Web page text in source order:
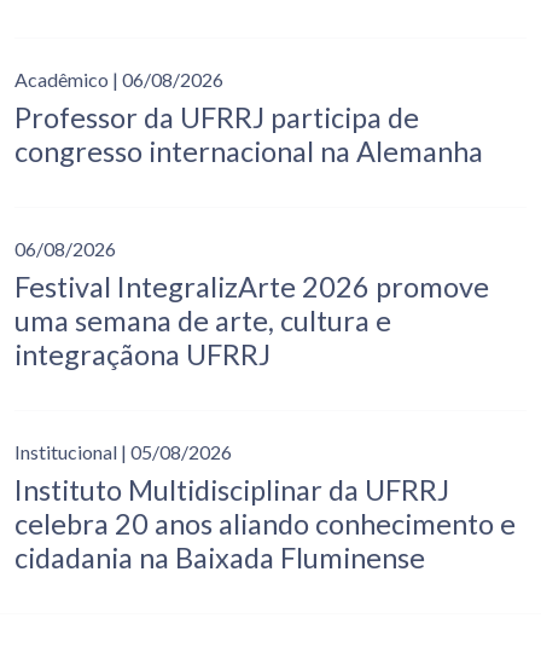
Acadêmico | 06/08/2026
Professor da UFRRJ participa de
congresso internacional na Alemanha
06/08/2026
Festival IntegralizArte 2026 promove
uma semana de arte, cultura e
integraçãona UFRRJ
Institucional | 05/08/2026
Instituto Multidisciplinar da UFRRJ
celebra 20 anos aliando conhecimento e
cidadania na Baixada Fluminense